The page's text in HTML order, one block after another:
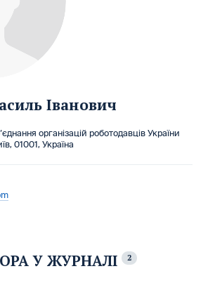
Іванович
організацій роботодавців України
01001, Україна
У ЖУРНАЛІ 2